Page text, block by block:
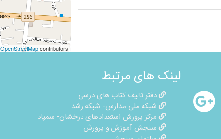
OpenStreetMapcontributors
لینک های مرتبط
دفتر تالیف کتاب های درسی
شبکه ملی مدارس- شبکه رشد
مرکز پرورش استعدادهای درخشان- سمپاد
سنجش آموزش و پرورش